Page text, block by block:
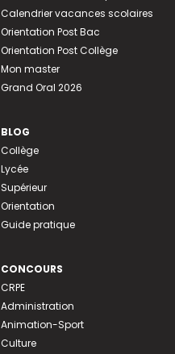
Calendrier vacances scolaires
Orientation Post Bac
Orientation Post Collège
Mon master
Grand Oral 2026
BLOG
Collège
Lycée
Supérieur
Orientation
Guide pratique
CONCOURS
CRPE
Administration
Animation-Sport
Culture